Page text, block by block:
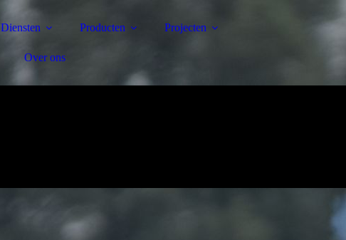
Diensten Producten Projecten
Over ons